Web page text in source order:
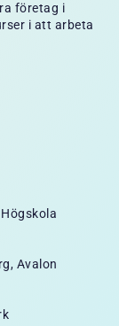
företag i
i att arbeta
Avalon